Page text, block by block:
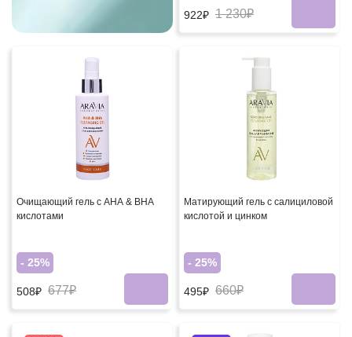
922₽ 1 230₽
Очищающий гель с АНА & ВНА
кислотами
- 25%
508₽ 677₽
Матирующий гель с салициловой
кислотой и цинком
- 25%
495₽ 660₽